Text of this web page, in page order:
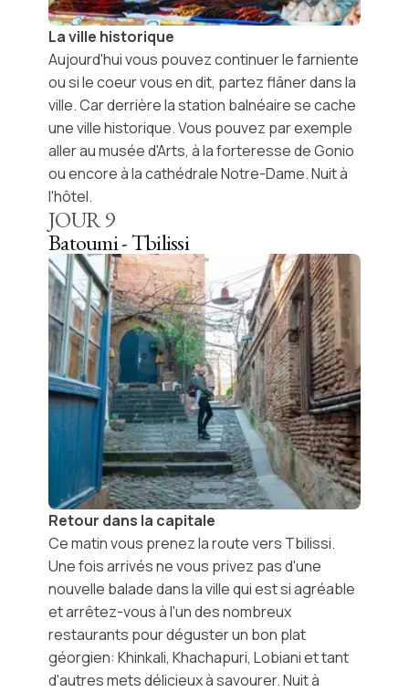
La ville historique
Aujourd'hui vous pouvez continuer le farniente
ou si le coeur vous en dit, partez flâner dans la
ville. Car derrière la station balnéaire se cache
une ville historique. Vous pouvez par exemple
aller aumusée d'Arts, à laforteresse de Gonio
ou encore à lacathédrale Notre-Dame. Nuit à
l'hôtel.
JOUR9
Batoumi - Tbilissi
Retour dans la capitale
Ce matin vous prenez la route vers Tbilissi.
Une fois arrivés ne vous privez pas d'une
nouvelle balade dans la ville qui est si agréable
et arrêtez-vous à l'un des nombreux
restaurants pour déguster un bon plat
géorgien: Khinkali, Khachapuri, Lobianiet tant
d'autres mets délicieux à savourer. Nuit à